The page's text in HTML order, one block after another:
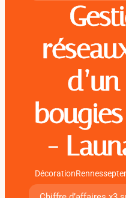
-
DécorationRennes